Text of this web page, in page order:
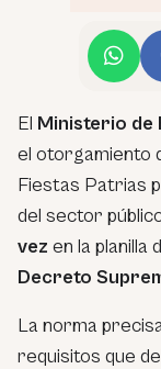
El Ministerio de
el otorgamiento
Fiestas Patrias
del sector
vez en la planilla
Decreto
La norma
requisitos que